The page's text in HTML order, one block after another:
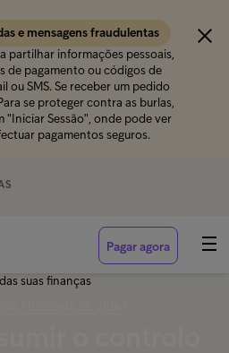
e mensagens fraudulentas
partilhar informações pessoais,
de pagamento ou códigos de
ou SMS. Se receber um pedido
se proteger contra as burlas,
"Iniciar Sessão", onde pode ver
pagamentos seguros.
Pagar agora